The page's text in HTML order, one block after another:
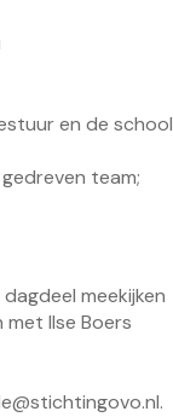
en de school
team;
meekijken
Ilse Boers
.